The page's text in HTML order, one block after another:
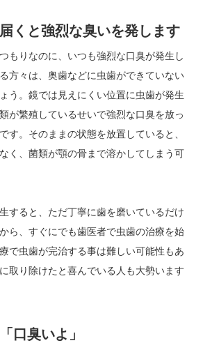
くと強烈な臭いを発します
もりなのに、いつも強烈な口臭が発生し
方々は、奥歯などに虫歯ができていない
う。鏡では見えにくい位置に虫歯が発生
が繁殖しているせいで強烈な口臭を放っ
す。そのままの状態を放置していると、
く、菌類が顎の骨まで溶かしてしまう可
すると、ただ丁寧に歯を磨いているだけ
ら、すぐにでも歯医者で虫歯の治療を始
で虫歯が完治する事は難しい可能性もあ
取り除けたと喜んでいる人も大勢います
口臭いよ」